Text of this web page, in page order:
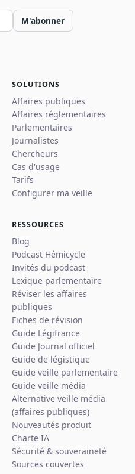
M'abonner
SOLUTIONS
Affaires publiques
Affaires réglementaires
Parlementaires
Journalistes
Chercheurs
Cas d'usage
Tarifs
Configurer ma veille
RESSOURCES
Blog
Podcast Hémicycle
Invités du podcast
Lexique parlementaire
Réviser les affaires
publiques
Fiches de révision
Guide Légifrance
Guide Journal officiel
Guide de légistique
Guide veille parlementaire
Guide veille média
Alternative veille média
(affaires publiques)
Nouveautés produit
Charte IA
Sécurité & souveraineté
Sources couvertes